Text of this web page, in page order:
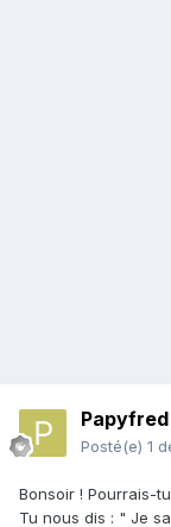
Papyfred
Posté(e) 1
Bonsoir ! Pourrais-
Tu nous dis : " Je